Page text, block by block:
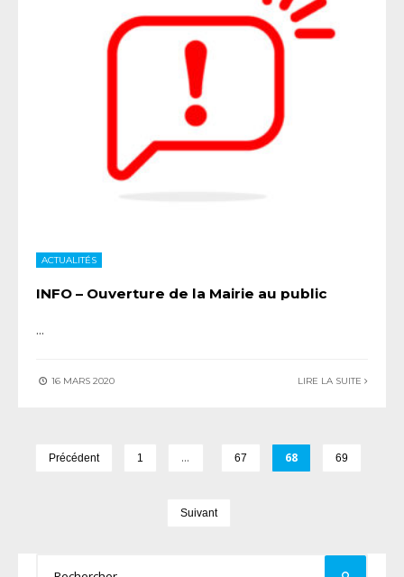
ACTUALITÉS
INFO – Ouverture de la Mairie au public
...
16 MARS 2020 LIRE LA SUITE
Précédent 1 … 67 68 69
Suivant